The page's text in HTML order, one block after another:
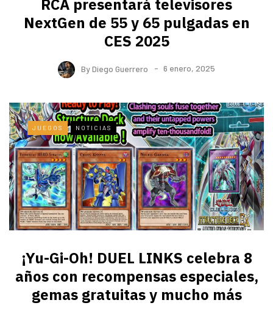
RCA presentará televisores
NextGen de 55 y 65 pulgadas en
CES 2025
ByDiego Guerrero 6 enero, 2025
JUEGOS NOTICIAS
¡Yu-Gi-Oh! DUEL LINKS celebra 8
años con recompensas especiales,
gemas gratuitas y mucho más